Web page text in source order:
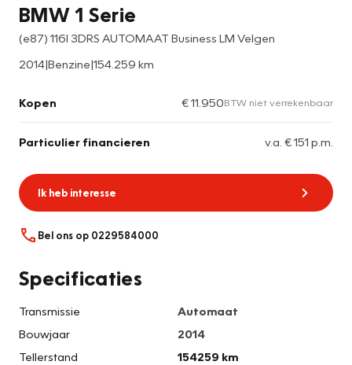
BMW 1 Serie
(e87) 116I 3DRS AUTOMAAT Business LM Velgen
2014|Benzine|154.259 km
Kopen € 11.950BTW niet verrekenbaar
Particulier financieren v.a. € 151 p.m.
Ik heb interesse
Bel ons op 0229584000
Specificaties
Transmissie
Automaat
Bouwjaar
2014
Tellerstand
154259 km